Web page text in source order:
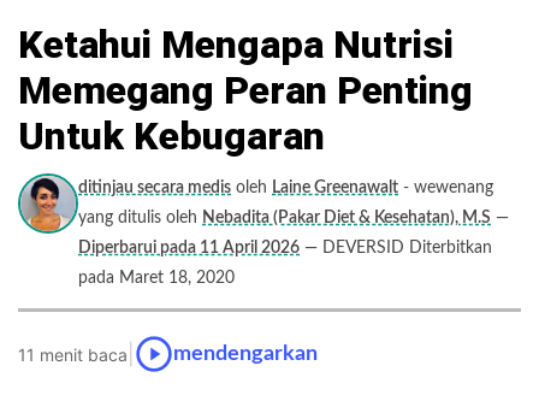
Ketahui Mengapa Nutrisi
Memegang Peran Penting
Untuk Kebugaran
ditinjau secara medis oleh Laine Greenawalt - wewenang
yang ditulis oleh Nebadita (Pakar Diet & Kesehatan), M.S —
Diperbarui pada 11 April 2026 — DEVERSID Diterbitkan
pada Maret 18, 2020
11 menit baca mendengarkan